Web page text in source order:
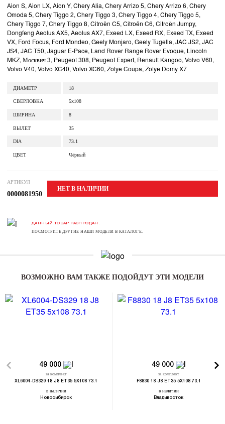
Aion S, Aion LX, Aion Y, Chery Alia, Chery Arrizo 5, Chery Arrizo 6, Chery
Omoda 5, Chery Tiggo 2, Chery Tiggo 3, Chery Tiggo 4, Chery Tiggo 5,
Chery Tiggo 7, Chery Tiggo 8, Citroën C5, Citroën C6, Citroën Jumpy,
Dongfeng Aeolus AX5, Aeolus AX7, Exeed LX, Exeed RX, Exeed TX, Exeed
VX, Ford Focus, Ford Mondeo, Geely Monjaro, Geely Tugella, JAC JS2, JAC
JS4, JAC T50, Jaguar E-Pace, Land Rover Range Rover Evoque, Lincoln
MKZ, Москвич 3, Peugeot 308, Peugeot Expert, Renault Kangoo, Volvo V60,
Volvo V40, Volvo XC40, Volvo XC60, Zotye Coupa, Zotye Domy X7
ДИАМЕТР 18
СВЕРЛОВКА 5x108
ШИРИНА 8
ВЫЛЕТ 35
DIA 73.1
ЦВЕТ Чёрный
АРТИКУЛ
0000081950
НЕТ В НАЛИЧИИ
ДАННЫЙ ТОВАР РАСПРОДАН.
ПОСМОТРИТЕ ДРУГИЕ НАШИ МОДЕЛИ В КАТАЛОГЕ.
ВОЗМОЖНО ВАМ ТАКЖЕ ПОДОЙДУТ ЭТИ МОДЕЛИ
49 000
за комплект
XL6004-DS329 18 J8 ET35 5X108 73.1
в наличии
Новосибирск
49 000
за комплект
F8830 18 J8 ET35 5X108 73.1
в наличии
Владивосток